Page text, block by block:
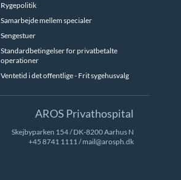
Rygepolitik
Samarbejde mellem specialer
Sengestuer
Standardbetingelser for privatbetalte
operationer
Ventetid i det offentlige - Frit sygehusvalg
AROS Privathospital
Skejbyparken 154 / DK-8200 Aarhus N
+45 8741 1111/mail@arosph.dk